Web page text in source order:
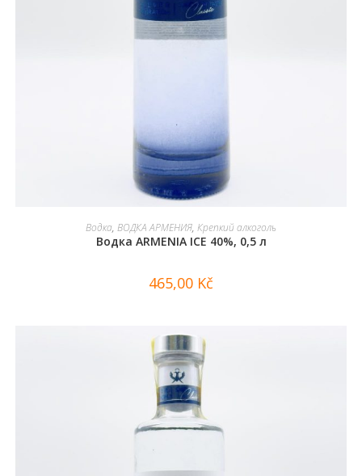
В КОРЗИНУ
Водка, ВОДКА АРМЕНИЯ, Крепкий алкоголь
Водка ARMENIA ICE 40%, 0,5 л
465,00 Kč